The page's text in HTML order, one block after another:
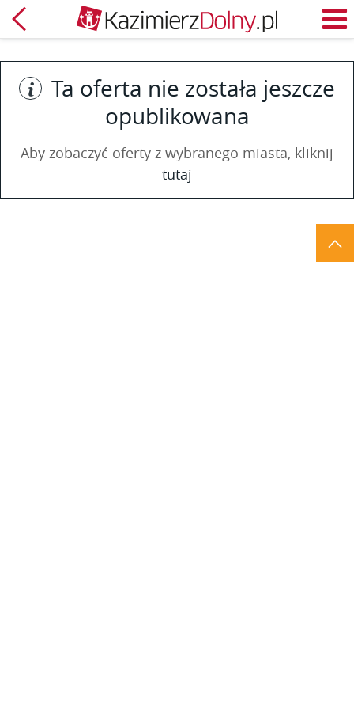
Powrót
Ta oferta nie została jeszcze
opublikowana
Aby zobaczyć oferty z wybranego miasta, kliknij
tutaj